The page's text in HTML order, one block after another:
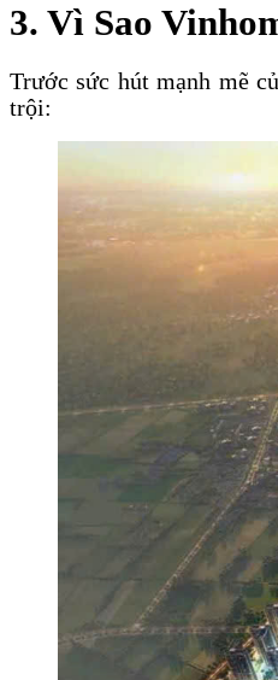
3. Vì Sao
Trước sức hút mạnh mẽ
trội: